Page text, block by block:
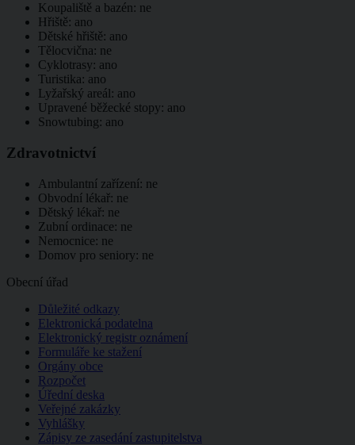
Koupaliště a bazén: ne
Hřiště: ano
Dětské hřiště: ano
Tělocvična: ne
Cyklotrasy: ano
Turistika: ano
Lyžařský areál: ano
Upravené běžecké stopy: ano
Snowtubing: ano
Zdravotnictví
Ambulantní zařízení: ne
Obvodní lékař: ne
Dětský lékař: ne
Zubní ordinace: ne
Nemocnice: ne
Domov pro seniory: ne
Obecní úřad
Důležité odkazy
Elektronická podatelna
Elektronický registr oznámení
Formuláře ke stažení
Orgány obce
Rozpočet
Úřední deska
Veřejné zakázky
Vyhlášky
Zápisy ze zasedání zastupitelstva